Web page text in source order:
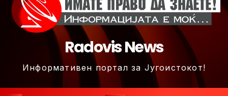
Radovis News
Информативен портал за Југоистокот!